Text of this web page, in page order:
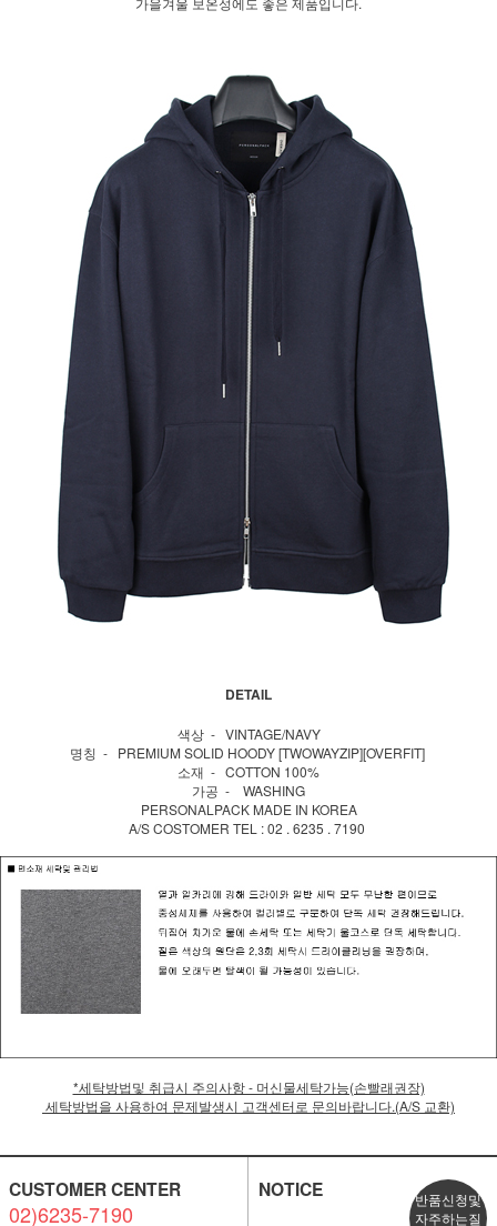
DETAIL
색상 - VINTAGE/NAVY
명칭 - PREMIUM SOLID HOODY [TWOWAYZIP][OVERFIT]
소재 - COTTON 100%
가공 - WASHING
PERSONALPACK MADE IN KOREA
A/S COSTOMER TEL : 02 . 6235 . 7190
*세탁방법및 취급시 주의사항 - 머신물세탁가능(손빨래권장)
세탁방법을 사용하여 문제발생시 고객센터로 문의바랍니다.(A/S 교환)
CUSTOMER CENTER
02)6235-7190
NOTICE
반품신청및
자주하는질